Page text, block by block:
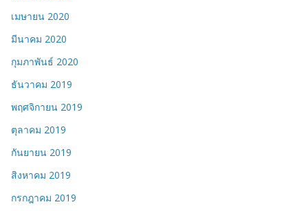
เมษายน 2020
มีนาคม 2020
กุมภาพันธ์ 2020
ธันวาคม 2019
พฤศจิกายน 2019
ตุลาคม 2019
กันยายน 2019
สิงหาคม 2019
กรกฎาคม 2019